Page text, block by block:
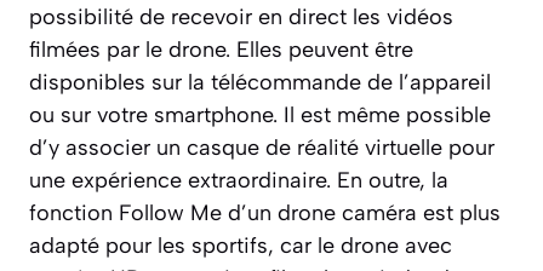
possibilité de recevoir en direct les vidéos
filmées par le drone. Elles peuvent être
disponibles sur la télécommande de l’appareil
ou sur votre smartphone. Il est même possible
d’y associer un casque de réalité virtuelle pour
une expérience extraordinaire. En outre, la
fonction Follow Me d’un drone caméra est plus
adapté pour les sportifs, car le drone avec